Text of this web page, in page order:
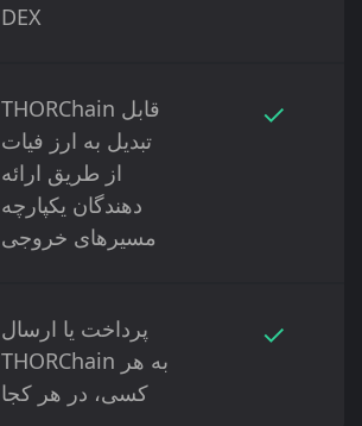
DEX
THORChain قابل
تبدیل به ارز فیات
از طریق ارائه
دهندگان یکپارچه
مسیرهای خروجی
✓
پرداخت یا ارسال
THORChain به هر
کسی، در هر کجا
✓